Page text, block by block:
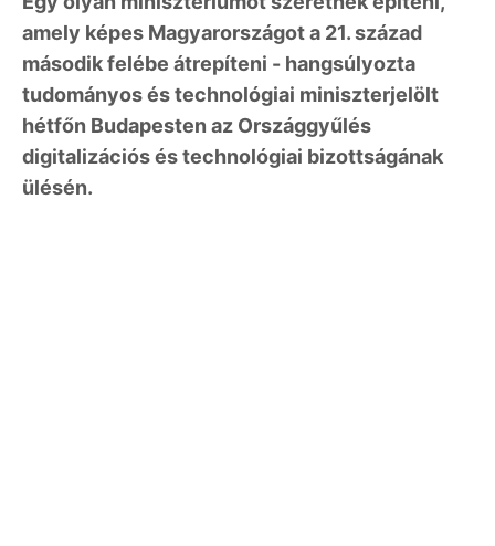
amely képes Magyarországot a 21. század
második felébe átrepíteni - hangsúlyozta
tudományos és technológiai miniszterjelölt
hétfőn Budapesten az Országgyűlés
digitalizációs és technológiai bizottságának
ülésén.